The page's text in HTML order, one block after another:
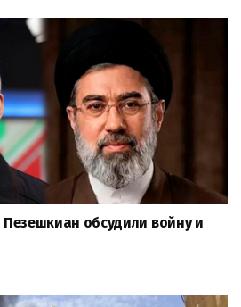
обсудили войну и